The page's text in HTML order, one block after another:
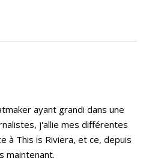
ayant grandi dans une
j'allie mes différentes
à This is Riviera, et ce, depuis
maintenant.